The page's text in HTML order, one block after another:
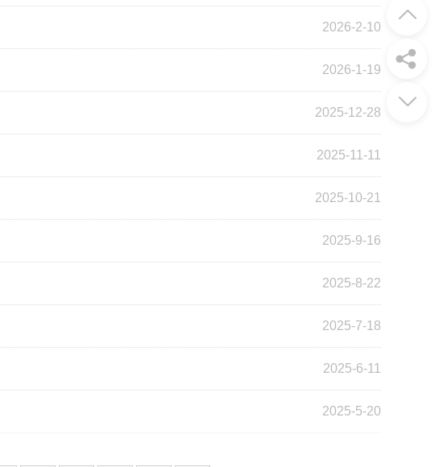
2026-2-10
2026-1-19
2025-12-28
2025-11-11
2025-10-21
2025-9-16
2025-8-22
2025-7-18
2025-6-11
2025-5-20